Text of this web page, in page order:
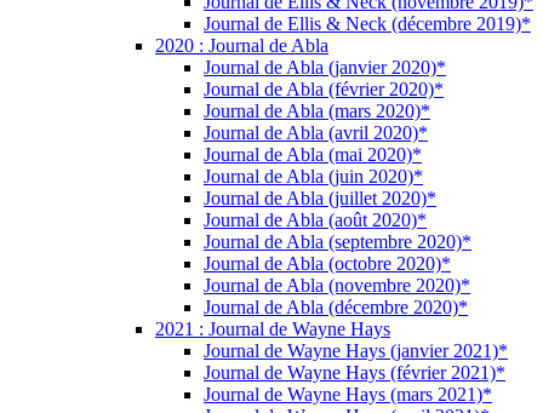
Journal de Ellis & Neck (décembre 2019)*
2020 : Journal de Abla
Journal de Abla (janvier 2020)*
Journal de Abla (février 2020)*
Journal de Abla (mars 2020)*
Journal de Abla (avril 2020)*
Journal de Abla (mai 2020)*
Journal de Abla (juin 2020)*
Journal de Abla (juillet 2020)*
Journal de Abla (août 2020)*
Journal de Abla (septembre 2020)*
Journal de Abla (octobre 2020)*
Journal de Abla (novembre 2020)*
Journal de Abla (décembre 2020)*
2021 : Journal de Wayne Hays
Journal de Wayne Hays (janvier 2021)*
Journal de Wayne Hays (février 2021)*
Journal de Wayne Hays (mars 2021)*